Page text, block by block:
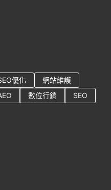
優化
網站維護
數位行銷
SEO